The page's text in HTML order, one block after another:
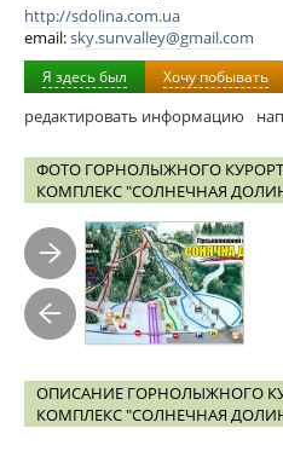
http://sdolina.com.ua
email:sky.sunvalley@gmail.com
Я здесь был Хочу побывать
редактировать информацию
ФОТО ГОРНОЛЫЖНОГО
КОМПЛЕКС "СОЛНЕЧНАЯ
ОПИСАНИЕ ГОРНОЛЫЖНОГО
КОМПЛЕКС "СОЛНЕЧНАЯ